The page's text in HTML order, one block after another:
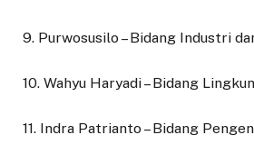
9. Purwosusilo – Bidang Industri
10. Wahyu Haryadi – Bidang
11. Indra Patrianto – Bidang